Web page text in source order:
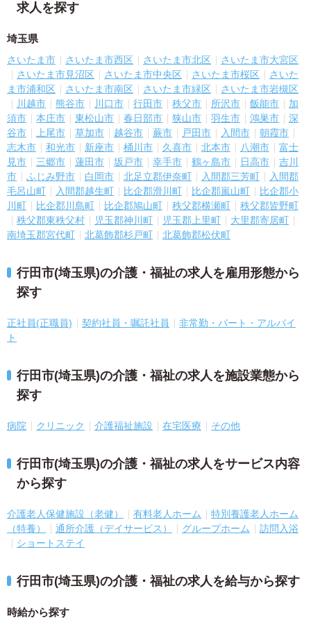
求人を探す
埼玉県
さいたま市 さいたま市西区 さいたま市北区
さいたま市大宮区
さいたま市見沼区
さいたま市中央区 さいたま市桜区
さいた
ま市浦和区
さいたま市南区 さいたま市緑区
さいたま市岩槻区
川越市
熊谷市 川口市 行田市 秩父市 所沢市 飯能市
加
須市
本庄市 東松山市 春日部市 狭山市 羽生市 鴻巣市
深
谷市
上尾市 草加市 越谷市 蕨市 戸田市 入間市
朝霞市
志木市
和光市 新座市 桶川市 久喜市 北本市 八潮市
富士
見市
三郷市 蓮田市 坂戸市 幸手市 鶴ヶ島市 日高市
吉川
市
ふじみ野市 白岡市 北足立郡伊奈町 入間郡三芳町
入間郡
毛呂山町
入間郡越生町 比企郡滑川町 比企郡嵐山町
比企郡小
川町
比企郡川島町 比企郡鳩山町 秩父郡横瀬町
秩父郡皆野町
秩父郡東秩父村
児玉郡神川町 児玉郡上里町
大里郡寄居町
南埼玉郡宮代町
北葛飾郡杉戸町 北葛飾郡松伏町
行田市(埼玉県)の介護・福祉の求人を雇用形態から
探す
正社員(正職員) 契約社員・嘱託社員
非常勤・パート・アルバイ
ト
行田市(埼玉県)の介護・福祉の求人を施設業態から
探す
病院 クリニック 介護福祉施設 在宅医療 その他
行田市(埼玉県)の介護・福祉の求人をサービス内容
から探す
介護老人保健施設（老健） 有料老人ホーム
特別養護老人ホーム
（特養）
通所介護（デイサービス） グループホーム
訪問入浴
ショートステイ
行田市(埼玉県)の介護・福祉の求人を給与から探す
時給から探す